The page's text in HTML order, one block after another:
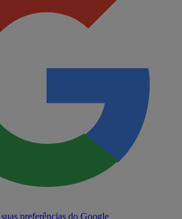
preferências do Google